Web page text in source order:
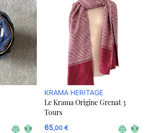
KRAMA HERITAGE
Le Krama Origine Grenat 3
Tours
65,00 €